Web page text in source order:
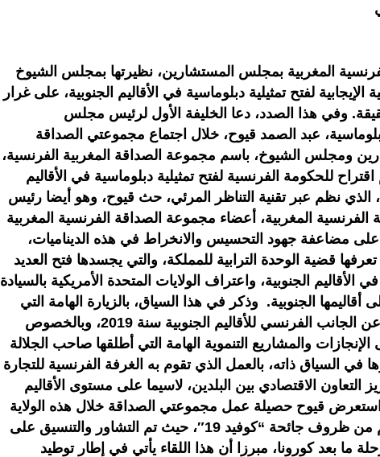
المغربية بمجلس المستشارين، نظيرتها بمجلس الشيوخ
الإيجابية لفتح تمثيلية دبلوماسية في الأقاليم الجنوبية، على غرار
وفي هذا الصدد، دعا الخليفة الأول لرئيس مجلس
عبد الصمد قيوح، خلال اجتماع مجموعتي الصداقة
ومجلس الشيوخ، باسم مجموعة الصداقة المغربية الفرنسية،
للحكومة الفرنسية لفتح تمثيلية دبلوماسية في الأقاليم
الذي نظم عبر تقنية التناظر المرئي، حث قيوح، وهو أيضا رئيس
الفرنسية المغربية، أعضاء مجموعة الصداقة الفرنسية المغربية
مضاعفة جهود التحسيس والانخراط في هذه الديناميات،
تعرفها قضية الوحدة الترابية للمملكة، والتي يجسدها فتح العديد
الجنوبية، واعتراف الولايات المتحدة الأمريكية بالسيادة
أقاليمها الجنوبية. وذكر في هذا السياق، بالزيارة الهامة التي
قام بها وفد لجنة الصداقة عن الجانب الفرنسي للأقاليم الجنوبية سنة 2019، وبالخصوص
والمشاريع التنموية الهامة التي أطلقها صاحب الجلالة
في السياق ذاته، بالعمل الذي تقوم به الغرفة الفرنسية للتجارة
التعاون الاقتصادي بين البلدين، لاسيما على مستوى الأقاليم
قيوح حصيلة عمل مجموعتي الصداقة خلال هذه الولاية
واستمرار الأنشطة، بالرغم من ظروف جائحة “كوفيد 19″، حيث تم التشاور والتنسيق على
ما بعد كورونا، مبرزا أن هذا اللقاء يأتي في إطار توطيد